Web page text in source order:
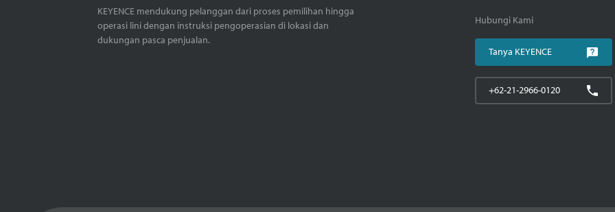
KEYENCE mendukung pelanggan dari proses pemilihan hingga
operasi lini dengan instruksi pengoperasian di lokasi dan
dukungan pasca penjualan.
Hubungi Kami
Tanya KEYENCE
+62-21-2966-0120